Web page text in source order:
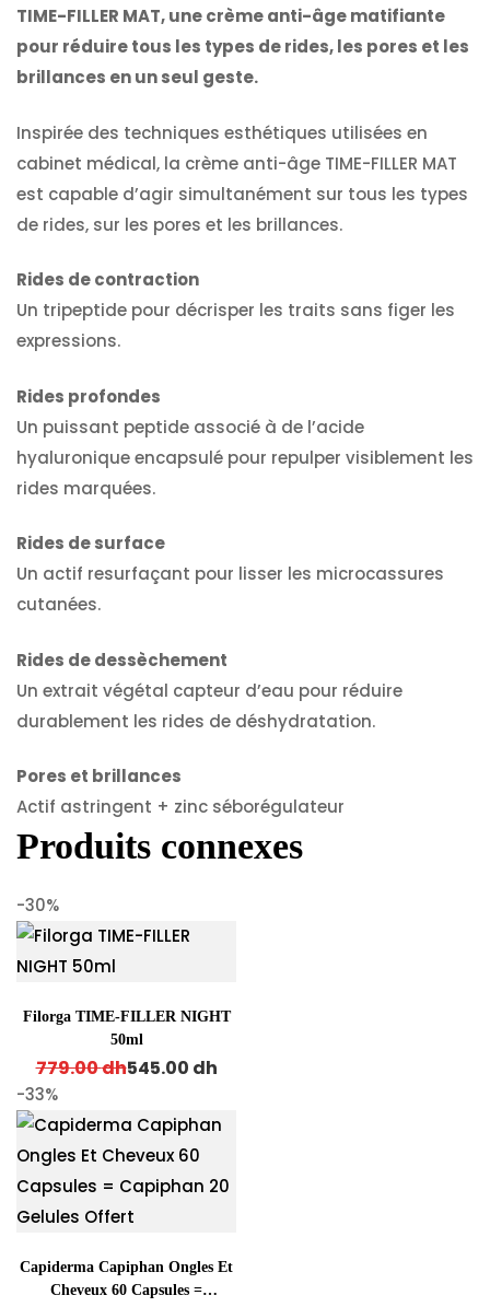
TIME-FILLER MAT, une crème anti-âge matifiante
pour réduire tous les types de rides, les pores et les
brillances en un seul geste.
Inspirée des techniques esthétiques utilisées en
cabinet médical, la crème anti-âge TIME-FILLER MAT
est capable d’agir simultanément sur tous les types
de rides, sur les pores et les brillances.
Rides de contraction
Un tripeptide pour décrisper les traits sans figer les
expressions.
Rides profondes
Un puissant peptide associé à de l’acide
hyaluronique encapsulé pour repulper visiblement les
rides marquées.
Rides de surface
Un actif resurfaçant pour lisser les microcassures
cutanées.
Rides de dessèchement
Un extrait végétal capteur d’eau pour réduire
durablement les rides de déshydratation.
Pores et brillances
Actif astringent + zinc séborégulateur
Produits connexes
-30%
Filorga TIME-FILLER NIGHT
50ml
779.00dhOriginal price was: 779.00 dh.
545.00 dh
-33%
Capiderma Capiphan Ongles Et
Cheveux 60 Capsules =